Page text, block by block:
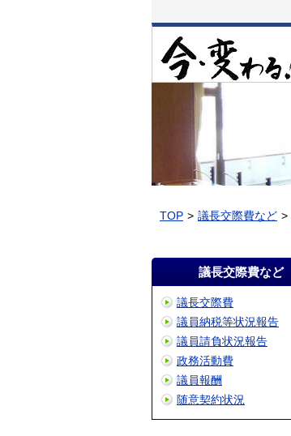
文
移
動
TOP 議長交際費など
議長交際費など
議長交際費
議員納税等状況報告
議員請負状況報告
政務活動費
議員報酬
随意契約状況